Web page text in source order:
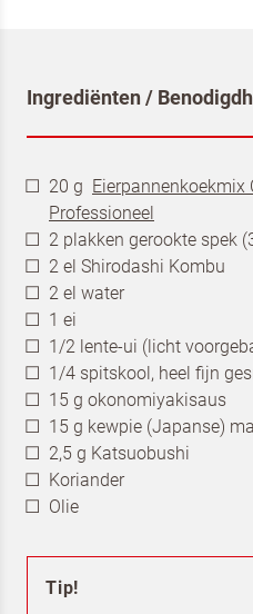
Ingrediënten /
20 g
Professioneel
2 plakken gerookte spek
2 el Shirodashi Kombu
2 el water
1 ei
1/2 lente-ui (licht
1/4 spitskool, heel fijn
15 g okonomiyakisaus
15 g kewpie (Japanse)
2,5 g Katsuobushi
Koriander
Olie
Tip!